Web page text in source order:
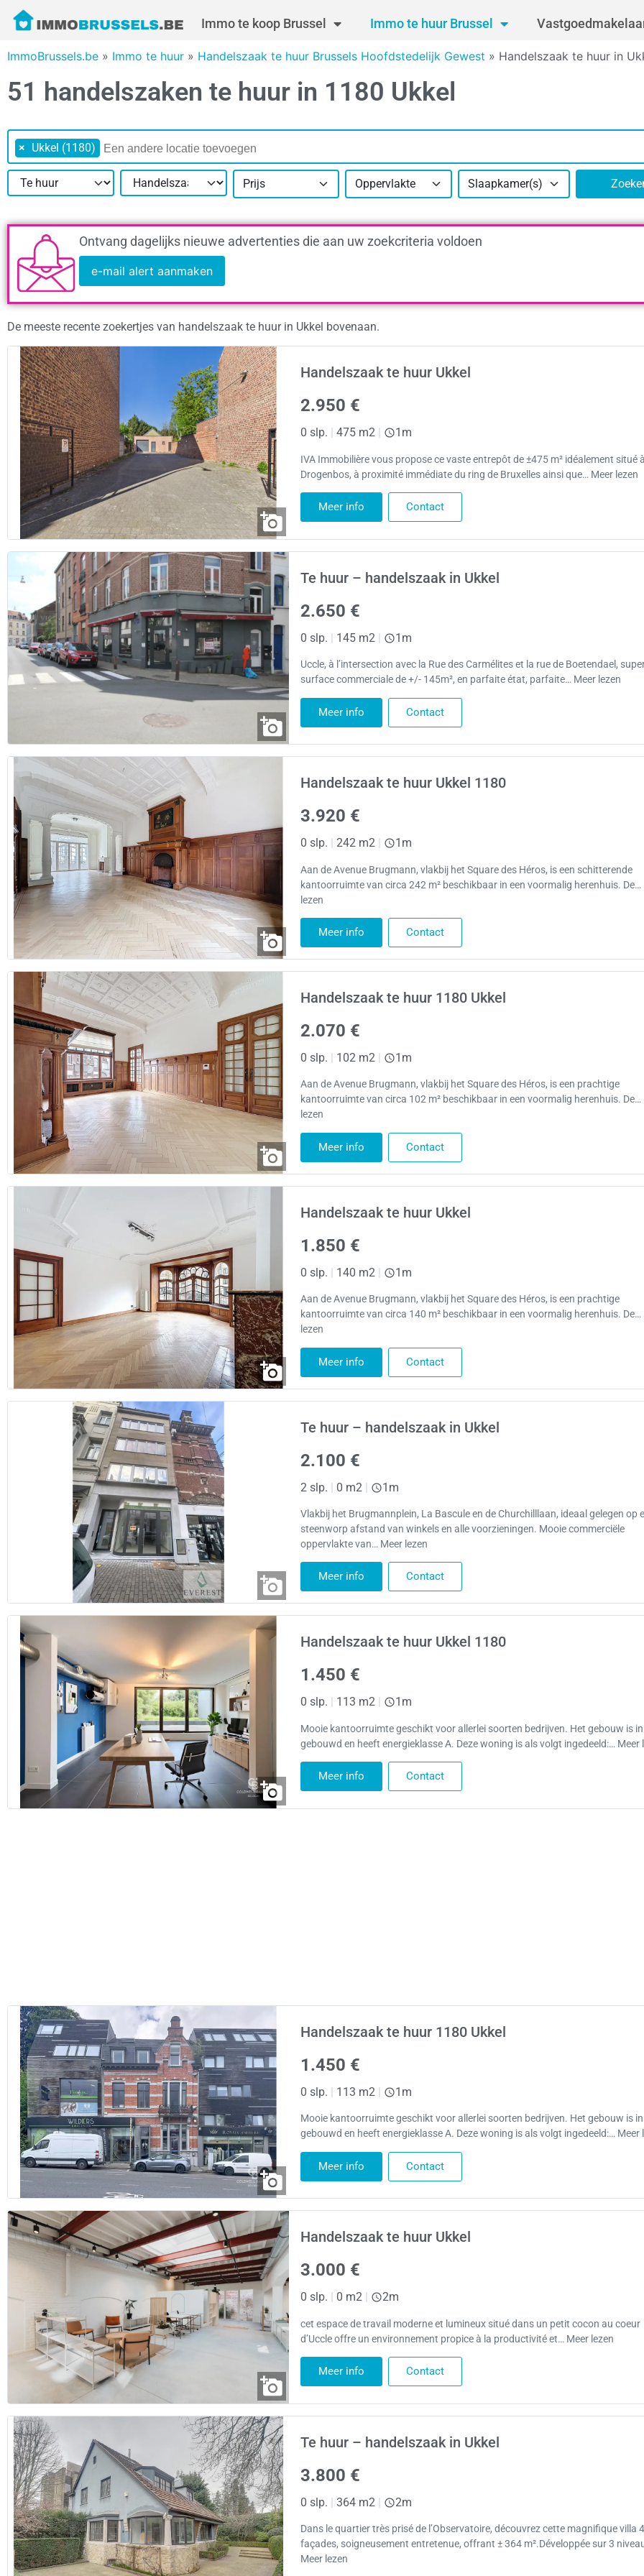
Immo te koop Brussel Immo te huur Brussel
ImmoBrussels.be » Immo te huur » Handelszaak te huur Brussels Hoofdstedelijk Gewest » Handelszaak te huur in
51 handelszaken te huur in 1180 Ukkel
× Ukkel (1180)
Prijs Oppervlakte Slaapkamer(s)
Ontvang dagelijks nieuwe advertenties die aan uw zoekcriteria voldoen
e-mail alert aanmaken
De meeste recente zoekertjes van handelszaak te huur in Ukkel bovenaan.
Handelszaak te huur Ukkel
2.950 €
0 slp. 475 m2 1m
IVA Immobilière vous propose ce vaste entrepôt de ±475 m² idéalement situé
Drogenbos, à proximité immédiate du ring de Bruxelles ainsi que… Meer lezen
Meer info Contact
Te huur – handelszaak in Ukkel
2.650 €
0 slp. | 145 m2 | 1m
Uccle, à l’intersection avec la Rue des Carmélites et la rue de Boetendael,
surface commerciale de +/- 145m², en parfaite état, parfaite… Meer lezen
Meer info Contact
Handelszaak te huur Ukkel 1180
3.920 €
0 slp. 242 m2 1m
Aan de Avenue Brugmann, vlakbij het Square des Héros, is een schitterende
kantoorruimte van circa 242 m² beschikbaar in een voormalig herenhuis. De…
lezen
Meer info Contact
Handelszaak te huur 1180 Ukkel
2.070 €
0 slp. | 102 m2 | 1m
Aan de Avenue Brugmann, vlakbij het Square des Héros, is een prachtige
kantoorruimte van circa 102 m² beschikbaar in een voormalig herenhuis. De…
lezen
Meer info Contact
Handelszaak te huur Ukkel
1.850 €
0 slp. | 140 m2 | 1m
Aan de Avenue Brugmann, vlakbij het Square des Héros, is een prachtige
kantoorruimte van circa 140 m² beschikbaar in een voormalig herenhuis. De…
lezen
Meer info Contact
Te huur – handelszaak in Ukkel
2.100 €
2 slp. | 0 m2 | 1m
Vlakbij het Brugmannplein, La Bascule en de Churchilllaan, ideaal gelegen op
steenworp afstand van winkels en alle voorzieningen. Mooie commerciële
oppervlakte van… Meer lezen
Meer info Contact
Handelszaak te huur Ukkel 1180
1.450 €
0 slp. 113 m2 1m
Mooie kantoorruimte geschikt voor allerlei soorten bedrijven. Het gebouw is
gebouwd en heeft energieklasse A. Deze woning is als volgt ingedeeld:… Meer
Meer info Contact
Handelszaak te huur 1180 Ukkel
1.450 €
0 slp. | 113 m2 | 1m
Mooie kantoorruimte geschikt voor allerlei soorten bedrijven. Het gebouw is
gebouwd en heeft energieklasse A. Deze woning is als volgt ingedeeld:… Meer
Meer info Contact
Handelszaak te huur Ukkel
3.000 €
0 slp. 0 m2 2m
cet espace de travail moderne et lumineux situé dans un petit cocon au coeur
d’Uccle offre un environnement propice à la productivité et… Meer lezen
Meer info Contact
Te huur – handelszaak in Ukkel
3.800 €
0 slp. | 364 m2 | 2m
Dans le quartier très prisé de l’Observatoire, découvrez cette magnifique villa 4
façades, soigneusement entretenue, offrant ± 364 m².Développée sur 3
Meer lezen